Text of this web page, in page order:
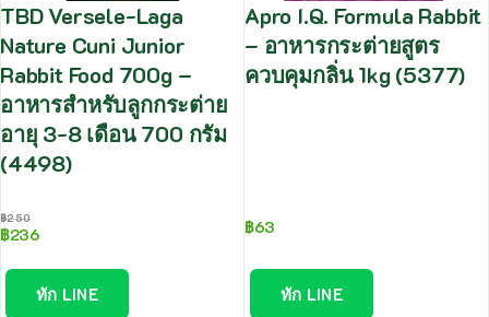
TBD Versele-Laga
Nature Cuni Junior
Rabbit Food 700g –
อาหารสำหรับลูกกระต่าย
อายุ 3-8 เดือน 700 กรัม
(4498)
฿250
฿236
ทัก LINE
Apro I.Q. Formula Rabbit
– อาหารกระต่ายสูตร
ควบคุมกลิ่น 1kg (5377)
฿63
ทัก LINE